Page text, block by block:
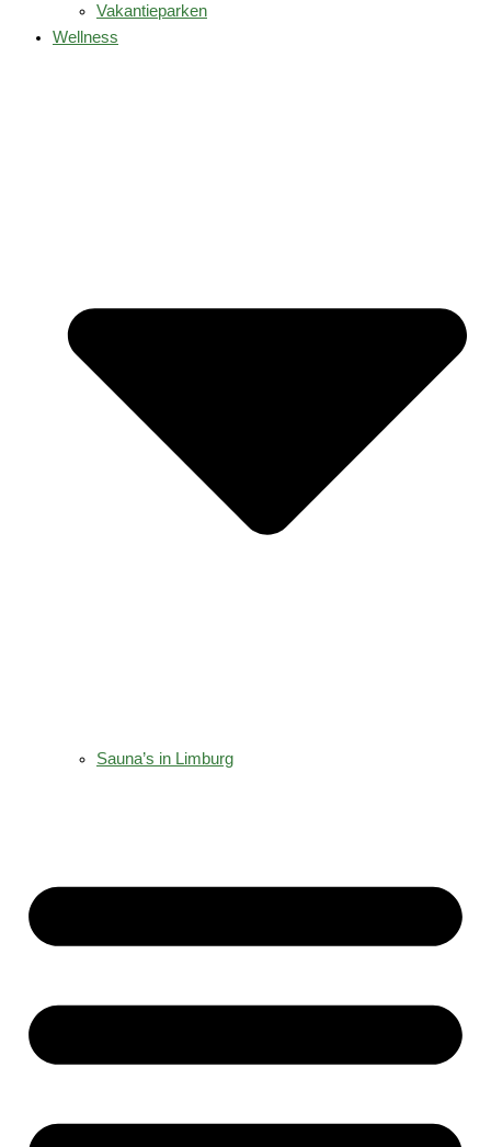
Vakantieparken
Wellness
Sauna’s in Limburg